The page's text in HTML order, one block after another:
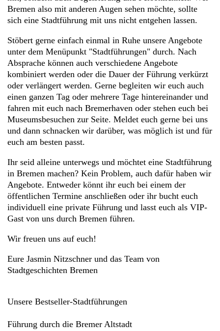
Bremen also mit anderen Augen sehen möchte, sollte
sich eine Stadtführung mit uns nicht entgehen lassen.
Stöbert gerne einfach einmal in Ruhe unsere Angebote
unter dem Menüpunkt "Stadtführungen" durch. Nach
Absprache können auch verschiedene Angebote
kombiniert werden oder die Dauer der Führung verkürzt
oder verlängert werden. Gerne begleiten wir euch auch
einen ganzen Tag oder mehrere Tage hintereinander und
fahren mit euch nach Bremerhaven oder stehen euch bei
Museumsbesuchen zur Seite. Meldet euch gerne bei uns
und dann schnacken wir darüber, was möglich ist und für
euch am besten passt.
Ihr seid alleine unterwegs und möchtet eine Stadtführung
in Bremen machen? Kein Problem, auch dafür haben wir
Angebote. Entweder könnt ihr euch bei einem der
öffentlichen Termine anschließen oder ihr bucht euch
individuell eine private Führung und lasst euch als VIP-
Gast von uns durch Bremen führen.
Wir freuen uns auf euch!
Eure Jasmin Nitzschner und das Team von
Stadtgeschichten Bremen
Unsere Bestseller-Stadtführungen
Führung durch die Bremer Altstadt